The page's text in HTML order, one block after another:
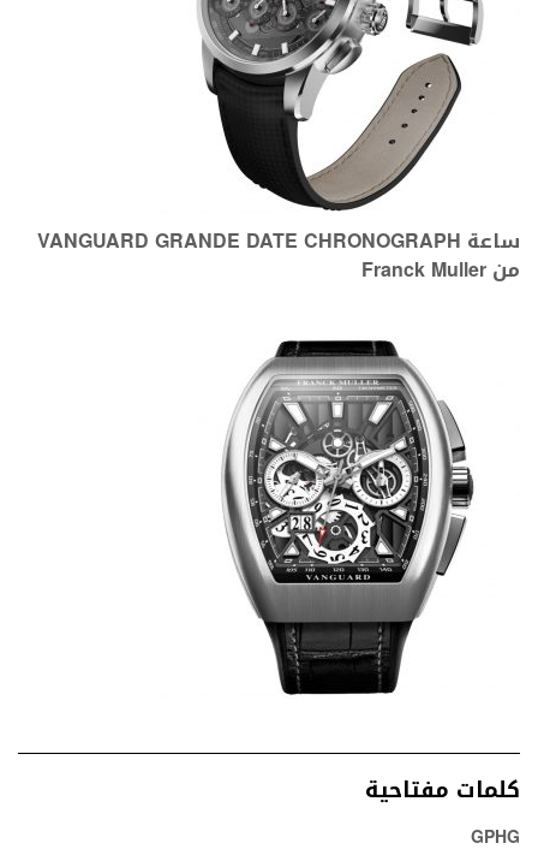
ساعة VANGUARD GRANDE DATE CHRONOGRAPH
من Franck Muller
كلمات مفتاحية
GPHG